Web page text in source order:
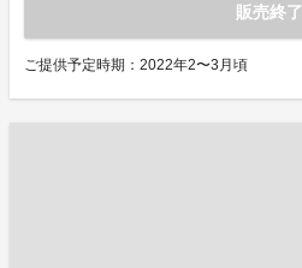
販売終了
ご提供予定時期：2022年2〜3月頃